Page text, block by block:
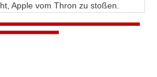
Apple vom Thron zu stoßen.